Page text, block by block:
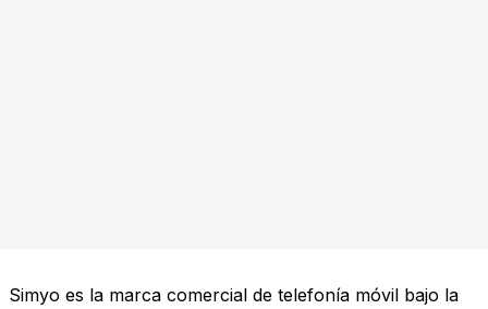
Simyo es la marca comercial de telefonía móvil bajo la